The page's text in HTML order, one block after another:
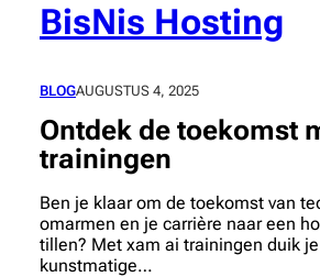
BisNis Hosting
BLOGAUGUSTUS 4, 2025
Ontdek de toekomst
trainingen
Ben je klaar om de toekomst van
omarmen en je carrière naar een
tillen? Met xam ai trainingen duik
kunstmatige…